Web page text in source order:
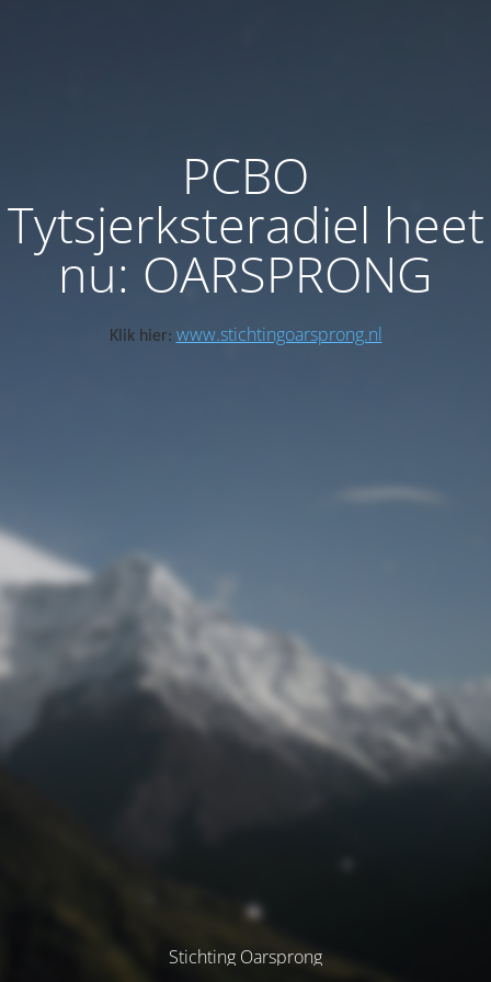
PCBO
Tytsjerksteradiel heet
nu: OARSPRONG
Klik hier: www.stichtingoarsprong.nl
Stichting Oarsprong